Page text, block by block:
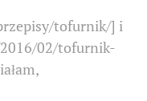
tofurnik/] i
02/tofurnik-